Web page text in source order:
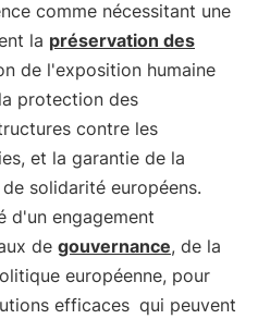
comme nécessitant une
la préservation des
de l'exposition humaine
protection des
contre les
et la garantie de la
solidarité européens.
d'un engagement
de gouvernance, de la
européenne, pour
efficaces qui peuvent